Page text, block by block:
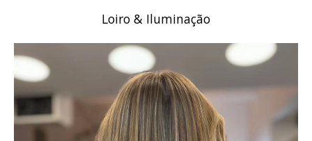
Loiro & Iluminação